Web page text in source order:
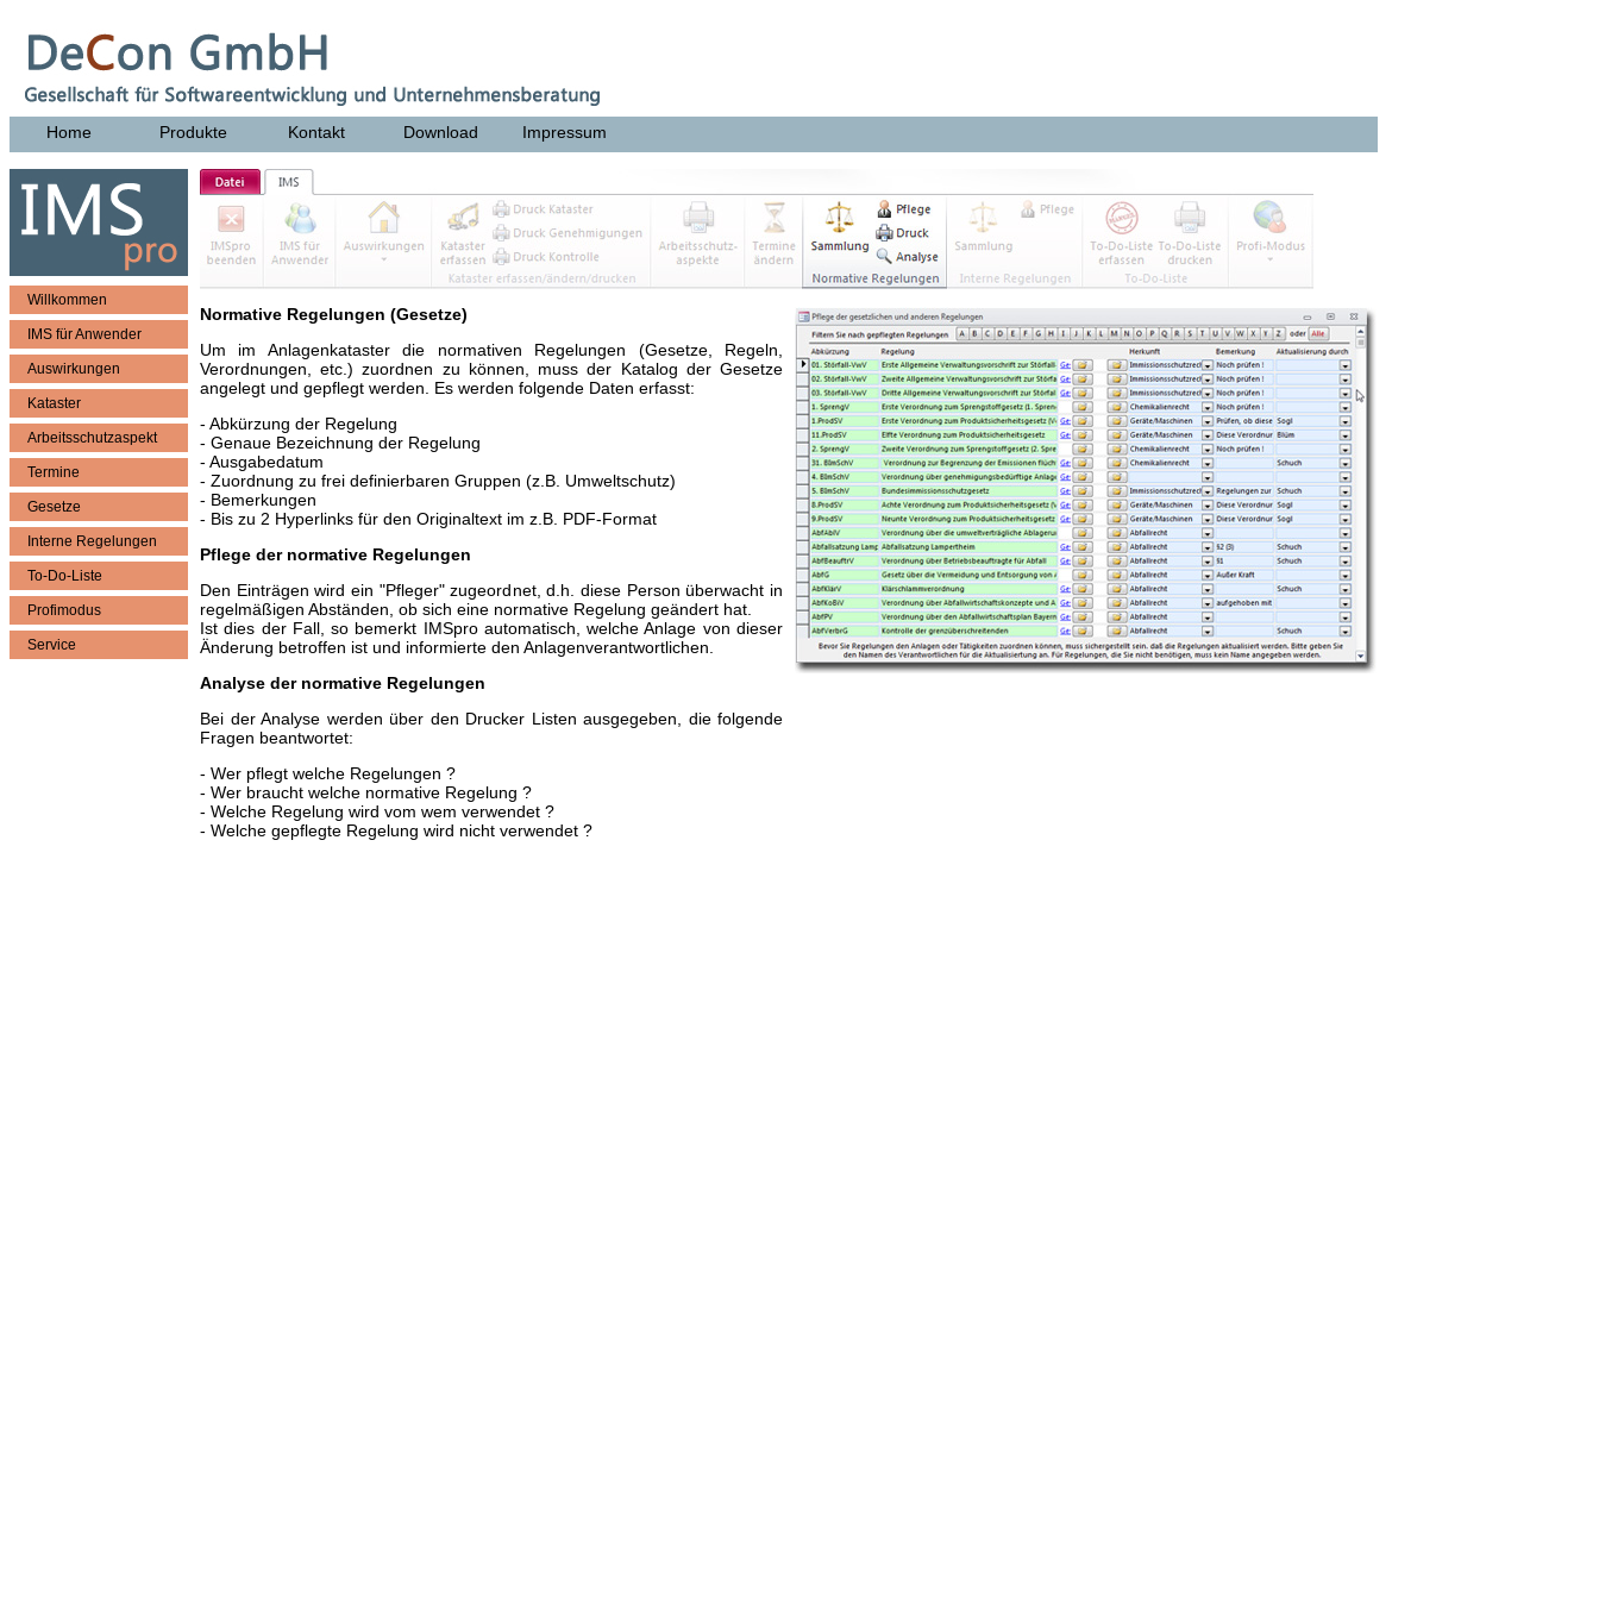
Home Produkte Kontakt Download Impressum
Willkommen
IMS für Anwender
Auswirkungen
Kataster
Arbeitsschutzaspekt
Termine
Gesetze
Interne Regelungen
To-Do-Liste
Profimodus
Service
Normative Regelungen (Gesetze)
Um im Anlagenkataster die normativen Regelungen (Gesetze, Regeln,
Verordnungen, etc.) zuordnen zu können, muss der Katalog der Gesetze
angelegt und gepflegt werden. Es werden folgende Daten erfasst:
- Abkürzung der Regelung
- Genaue Bezeichnung der Regelung
- Ausgabedatum
- Zuordnung zu frei definierbaren Gruppen (z.B. Umweltschutz)
- Bemerkungen
- Bis zu 2 Hyperlinks für den Originaltext im z.B. PDF-Format
Pflege der normative Regelungen
Den Einträgen wird ein "Pfleger" zugeordnet, d.h. diese Person überwacht in
regelmäßigen Abständen, ob sich eine normative Regelung geändert hat.
Ist dies der Fall, so bemerkt IMSpro automatisch, welche Anlage von dieser
Änderung betroffen ist und informierte den Anlagenverantwortlichen.
Analyse der normative Regelungen
Bei der Analyse werden über den Drucker Listen ausgegeben, die folgende
Fragen beantwortet:
- Wer pflegt welche Regelungen ?
- Wer braucht welche normative Regelung ?
- Welche Regelung wird vom wem verwendet ?
- Welche gepflegte Regelung wird nicht verwendet ?